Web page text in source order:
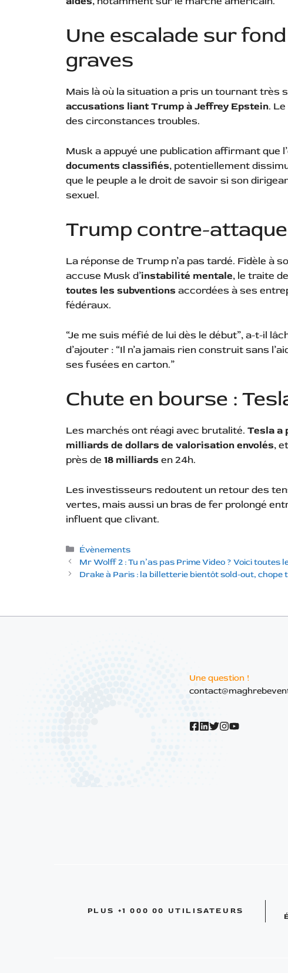
Une escalade sur
graves
Mais là où la situation a pris un tournant très
accusations liant Trump à Jeffrey Epstein.
des circonstances troubles.
Musk a appuyé une publication affirmant que
documents classifiés, potentiellement
que le peuple a le droit de savoir si son
sexuel.
Trump contre-attaque
La réponse de Trump n’a pas tardé. Fidèle à
accuse Musk d’instabilité mentale, le traite
toutes les subventions accordées à ses
fédéraux.
“Je me suis méfié de lui dès le début”, a-t-il
d’ajouter : “Il n’a jamais rien construit sans
ses fusées en carton.”
Chute en bourse :
Les marchés ont réagi avec brutalité. Tesla a
milliards de dollars de valorisation envolés,
près de 18 milliards en 24h.
Les investisseurs redoutent un retour des
vertes, mais aussi un bras de fer prolongé
influent que clivant.
Catégories
Évènements
Mr Wolff 2 : Tu n’as pas Prime Video ? Voici
Drake à Paris : la billetterie bientôt sold-out, chope
Une question !
PLUS +1 000 00 UTILISATEURS